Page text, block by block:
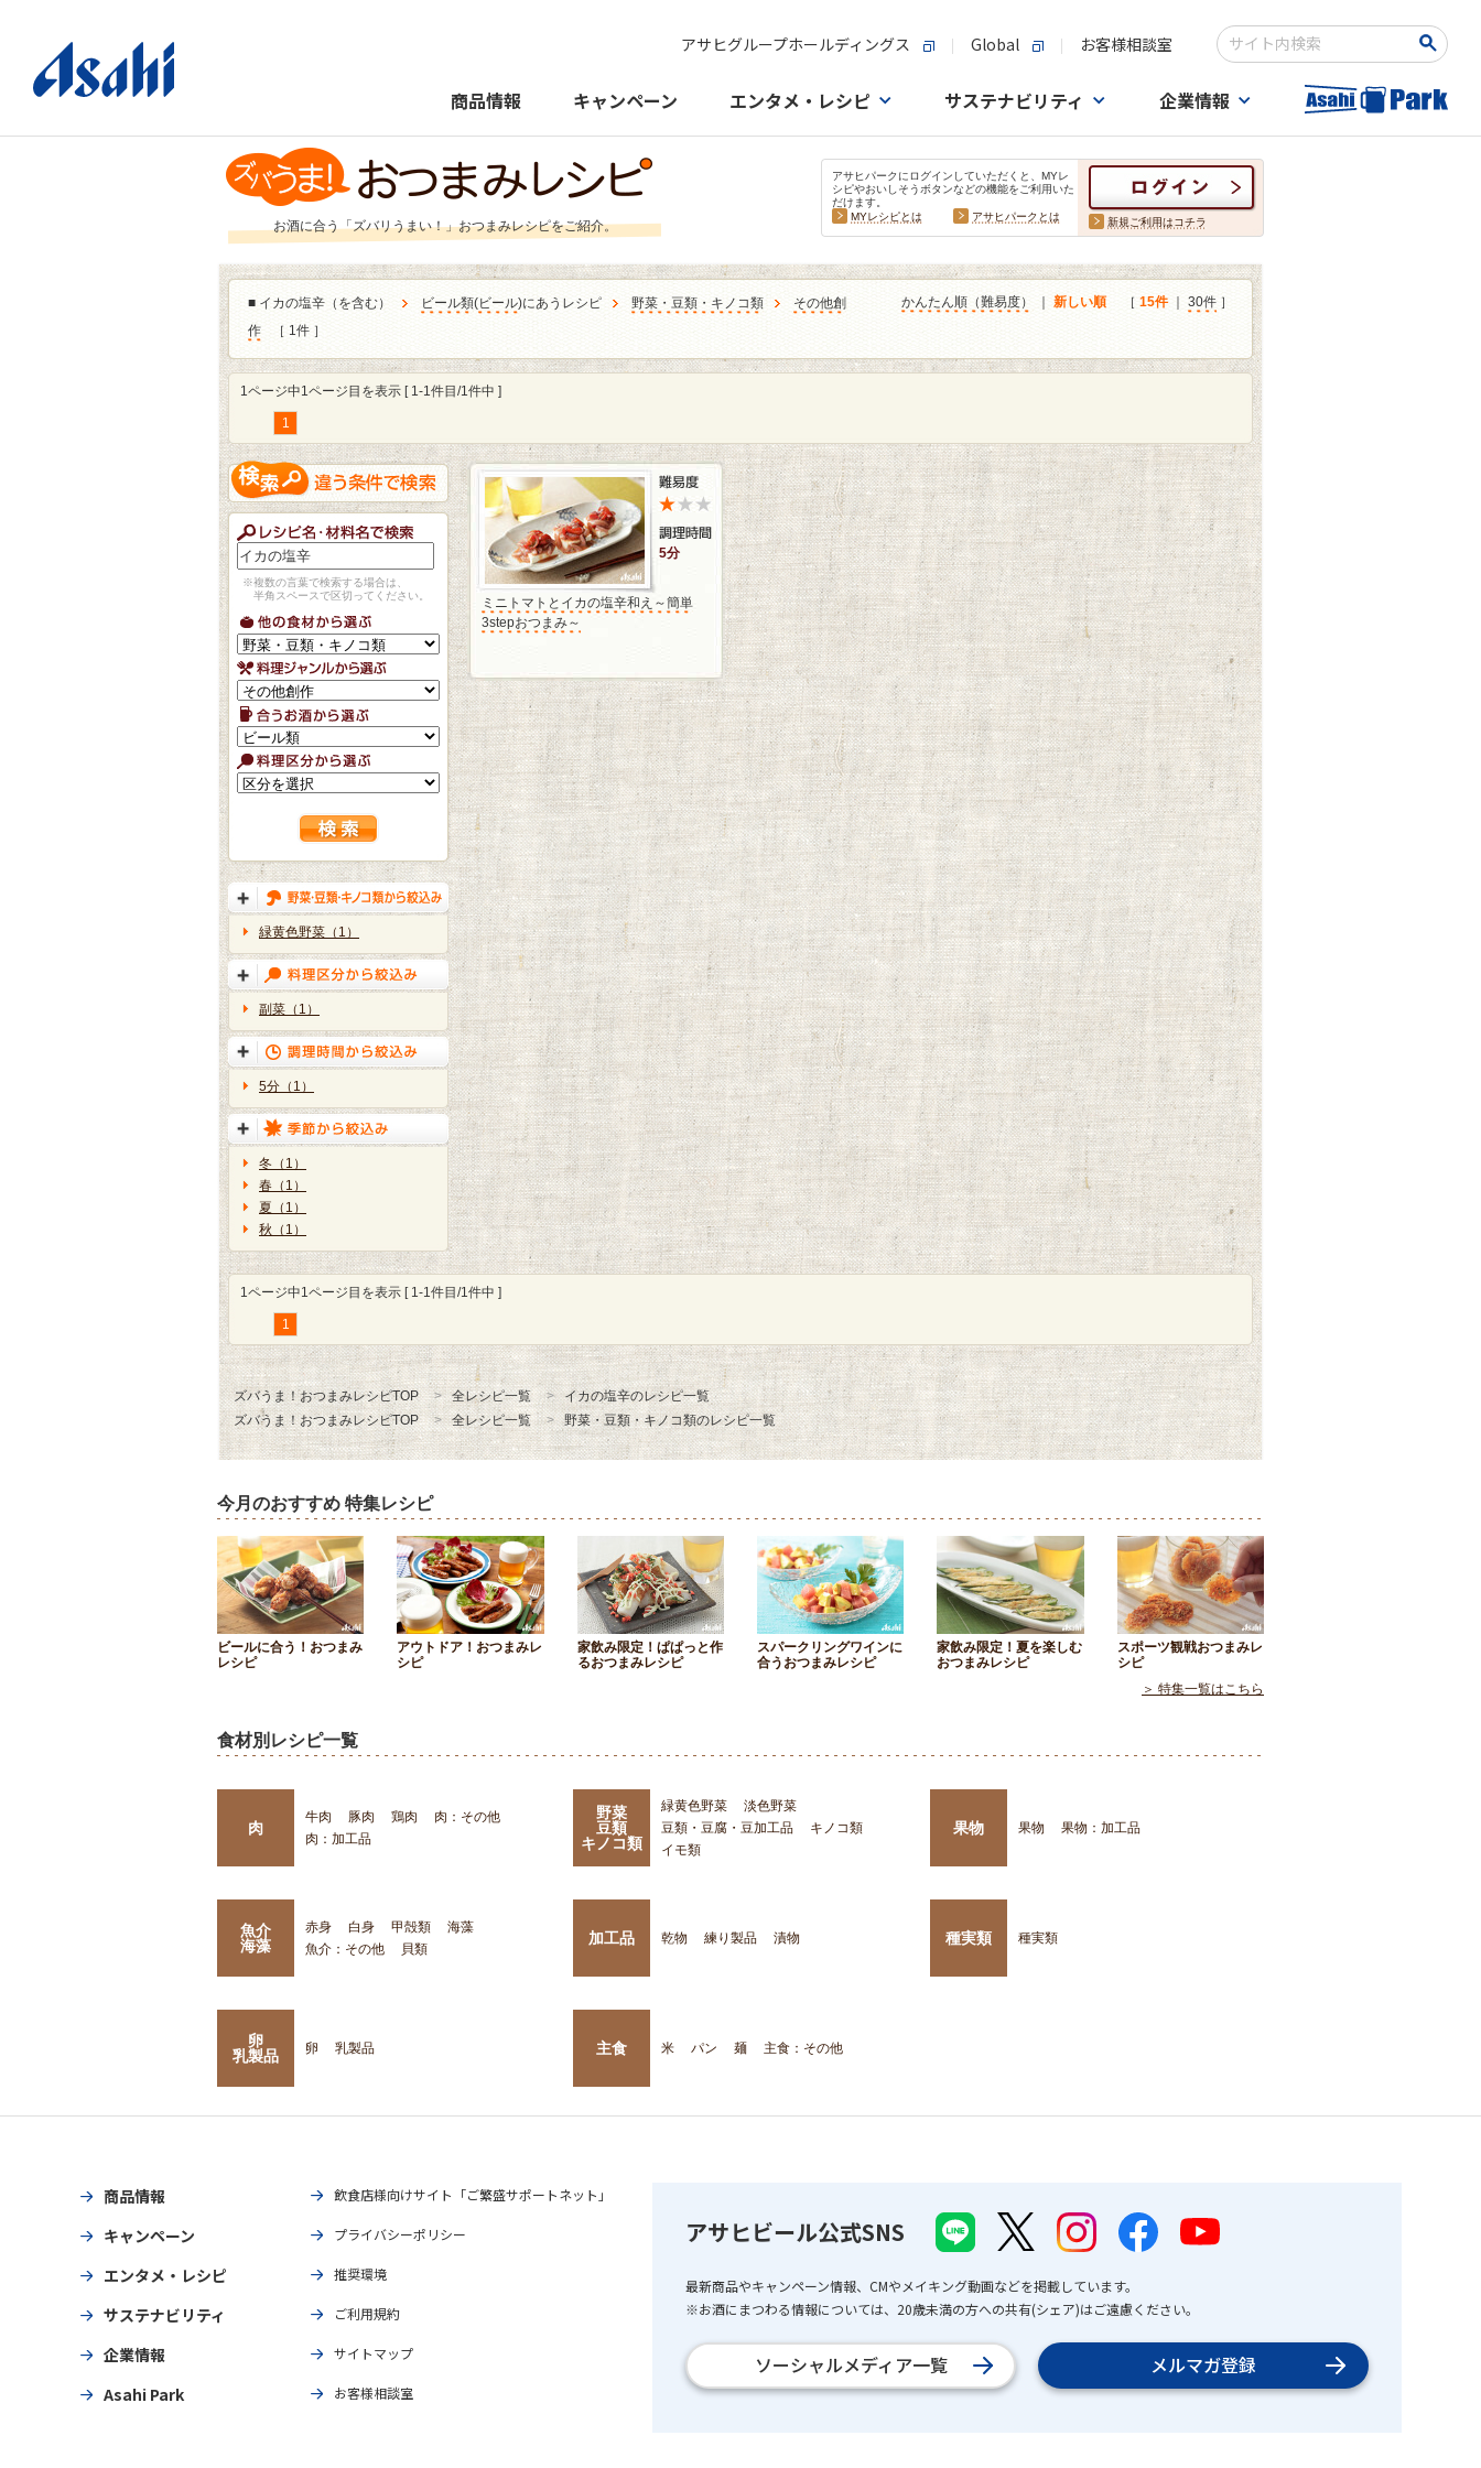
アサヒグループホールディングス Global お客様相談室
検索キーワード入力
商品情報 キャンペーン エンタメ・レシピ サステナビリティ 企業情報
お酒に合う「ズバリうまい！」おつまみレシピをご紹介。
アサヒパークにログインしていただくと、MYレ
シピやおいしそうボタンなどの機能をご利用いた
だけます。
MYレシピとは
アサヒパークとは 新規ご利用はコチラ
■ イカの塩辛（を含む） ビール類(ビール)にあうレシピ 野菜・豆類・キノコ類
その他創
作
［ 1件 ］
かんたん順（難易度） 新しい順 ［ 15件｜ 30件 ］
1ページ中1ページ目を表示 [ 1-1件目/1件中 ]
1
※複数の言葉で検索する場合は、
半角スペースで区切ってください。
緑黄色野菜（1）
副菜（1）
5分（1）
冬（1）
春（1）
夏（1）
秋（1）
5分
ミニトマトとイカの塩辛和え～簡単
3stepおつまみ～
1ページ中1ページ目を表示 [ 1-1件目/1件中 ]
1
ズバうま！おつまみレシピTOP 全レシピ一覧
イカの塩辛のレシピ一覧
ズバうま！おつまみレシピTOP
全レシピ一覧 野菜・豆類・キノコ類のレシピ一覧
今月のおすすめ 特集レシピ
ビールに合う！おつまみ
レシピ
アウトドア！おつまみレ
シピ
家飲み限定！ぱぱっと作
るおつまみレシピ
スパークリングワインに
合うおつまみレシピ
家飲み限定！夏を楽しむ
おつまみレシピ
スポーツ観戦おつまみレ
シピ
＞ 特集一覧はこちら
食材別レシピ一覧
肉
牛肉 豚肉 鶏肉
肉：その他
肉：加工品
野菜
豆類
キノコ類
緑黄色野菜
淡色野菜
豆類・豆腐・豆加工品
キノコ類
イモ類
果物 果物 果物：加工品
魚介
海藻
赤身 白身 甲殻類
海藻
魚介：その他
貝類
加工品 乾物 練り製品 漬物 種実類 種実類
卵
乳製品
卵 乳製品 主食 米 パン 麺 主食：その他
商品情報
キャンペーン
エンタメ・レシピ
サステナビリティ
企業情報
Asahi Park
飲食店様向けサイト「ご繁盛サポートネット」
プライバシーポリシー
推奨環境
ご利用規約
サイトマップ
お客様相談室
アサヒビール公式SNS
最新商品やキャンペーン情報、CMやメイキング動画などを掲載しています。
※お酒にまつわる情報については、20歳未満の方への共有(シェア)はご遠慮ください。
ソーシャルメディア一覧 メルマガ登録